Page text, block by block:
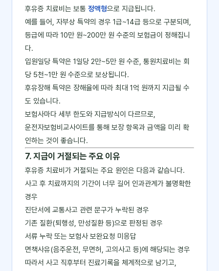
후유증 치료비는 보통 정액형으로 지급됩니다.
예를 들어, 자부상 특약의 경우 1급~14급 등으로 구분되며,
등급에 따라 10만 원~200만 원 수준의 보험금이 정해집니
다.
입원일당 특약은 1일당 2만~5만 원 수준, 통원치료비는 회
당 5천~1만 원 수준으로 보상됩니다.
후유장해 특약은 장해율에 따라 최대 1억 원까지 지급될 수
도 있습니다.
보험사마다 세부 한도와 지급방식이 다르므로,
운전자보험비교사이트를 통해 보장 항목과 금액을 미리 확
인하는 것이 좋습니다.
7. 지급이 거절되는 주요 이유
후유증 치료비가 거절되는 주요 원인은 다음과 같습니다.
사고 후 치료까지의 기간이 너무 길어 인과관계가 불명확한
경우
진단서에 교통사고 관련 문구가 누락된 경우
기존 질환(퇴행성, 만성질환 등)으로 판정된 경우
서류 누락 또는 보험사 보완요청 미응답
면책사유(음주운전, 무면허, 고의사고 등)에 해당되는 경우
따라서 사고 직후부터 진료기록을 체계적으로 남기고,